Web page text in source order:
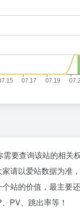
要查询该站的相关
请以爱站数据为准
站的价值，最主要
PV、跳出率等！